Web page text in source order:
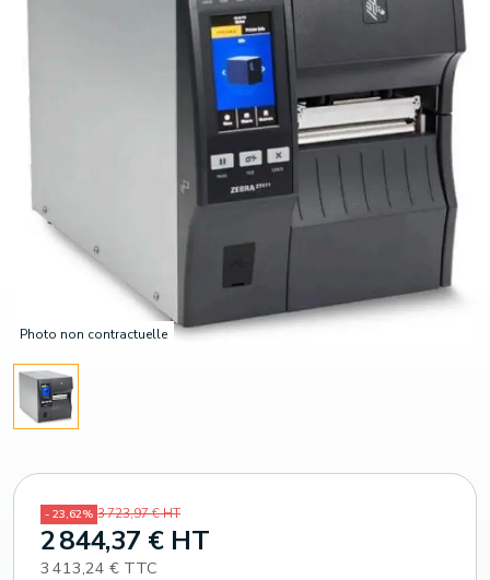
Photo non contractuelle
- 23,62% 3 723,97 € HT
2 844,37 € HT
3 413,24 € TTC